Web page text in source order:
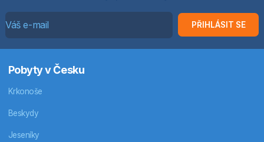
PŘIHLÁSIT SE
Pobyty v Česku
Krkonoše
Beskydy
Jeseníky